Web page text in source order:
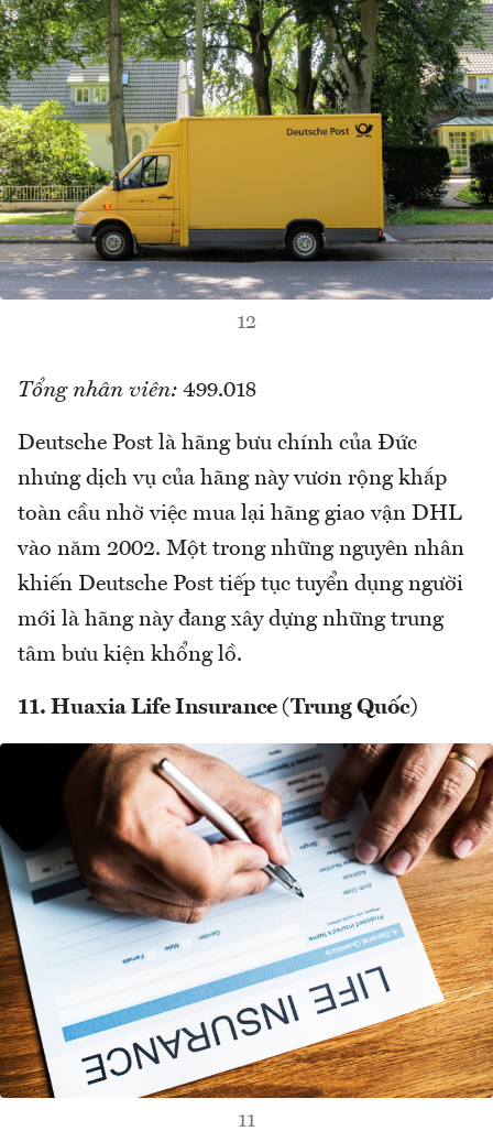
12
Tổng nhân viên: 499.018
Deutsche Post là hãng bưu chính của Đức
nhưng dịch vụ của hãng này vươn rộng khắp
toàn cầu nhờ việc mua lại hãng giao vận DHL
vào năm 2002. Một trong những nguyên nhân
khiến Deutsche Post tiếp tục tuyển dụng người
mới là hãng này đang xây dựng những trung
tâm bưu kiện khổng lồ.
11. Huaxia Life Insurance (Trung Quốc)
11